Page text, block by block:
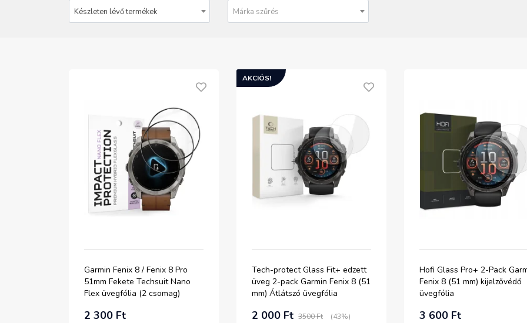
Készleten lévő termékek Márka szűrés
Garmin Fenix 8 / Fenix 8 Pro
51mm Fekete Techsuit Nano
Flex üvegfólia (2 csomag)
2 300 Ft
AKCIÓS!
Tech-protect Glass Fit+ edzett
üveg 2-pack Garmin Fenix 8 (51
mm) Átlátszó üvegfólia
2 000 Ft 3500 Ft (43%)
Hofi Glass Pro+ 2-Pack
Fenix 8 (51 mm) kijelzővédő
üvegfólia
3 600 Ft